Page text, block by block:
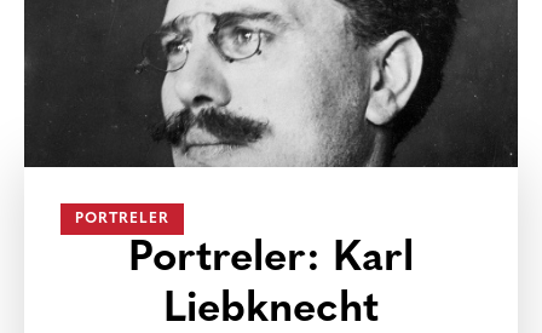
PORTRELER
Portreler: Karl
Liebknecht